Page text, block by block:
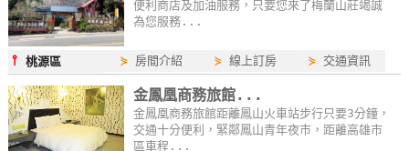
Q&A
國
旅
卡
訂
便利商店及加油服務，只要您來了梅蘭山莊竭誠
為您服務...
⫯桃源區 ⋟ 房間介紹 ⋟線上訂房 ⋟ 交通資訊
金鳳凰商務旅館...
金鳳凰商務旅館距離鳳山火車站步行只要3分鐘，
交通十分便利，緊鄰鳳山青年夜市，距離高雄市
區車程...